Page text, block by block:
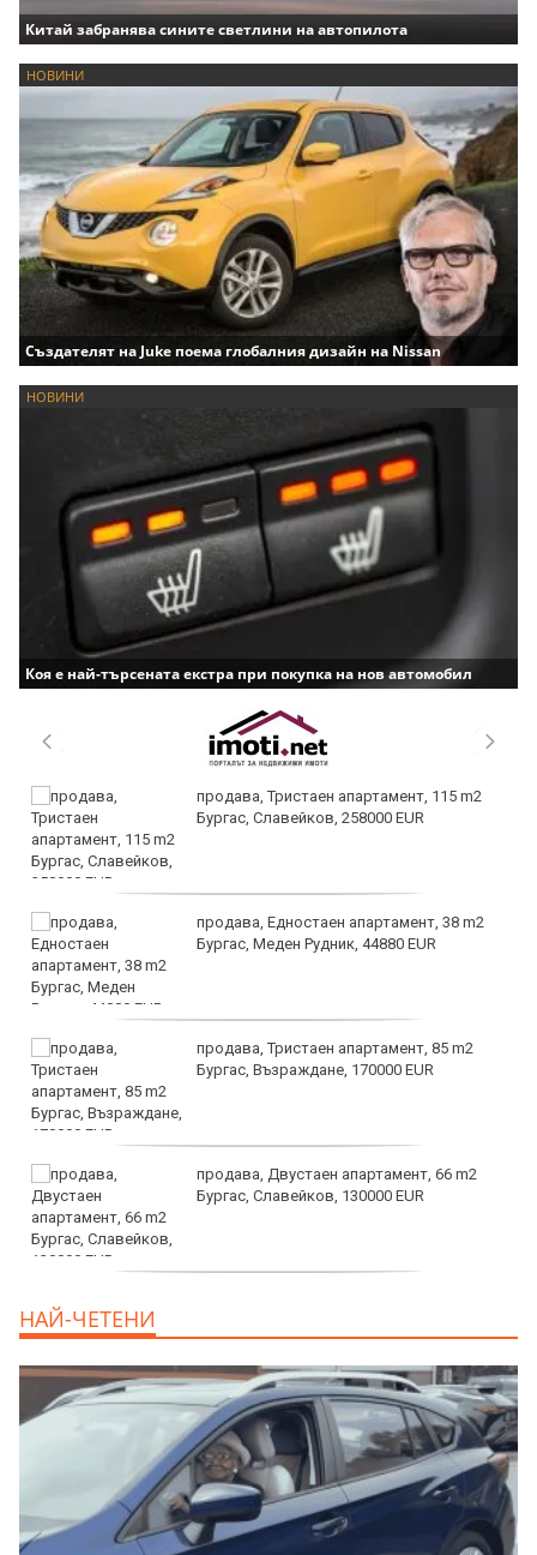
Китай забранява сините светлини на автопилота
НОВИНИ
Създателят на Juke поема глобалния дизайн на Nissan
НОВИНИ
Коя е най-търсената екстра при покупка на нов автомобил
продава, Тристаен апартамент, 115 m2
Бургас, Славейков, 258000 EUR
продава, Едностаен апартамент, 38 m2
Бургас, Меден Рудник, 44880 EUR
продава, Тристаен апартамент, 85 m2
Бургас, Възраждане, 170000 EUR
продава, Двустаен апартамент, 66 m2
Бургас, Славейков, 130000 EUR
НАЙ-ЧЕТЕНИ